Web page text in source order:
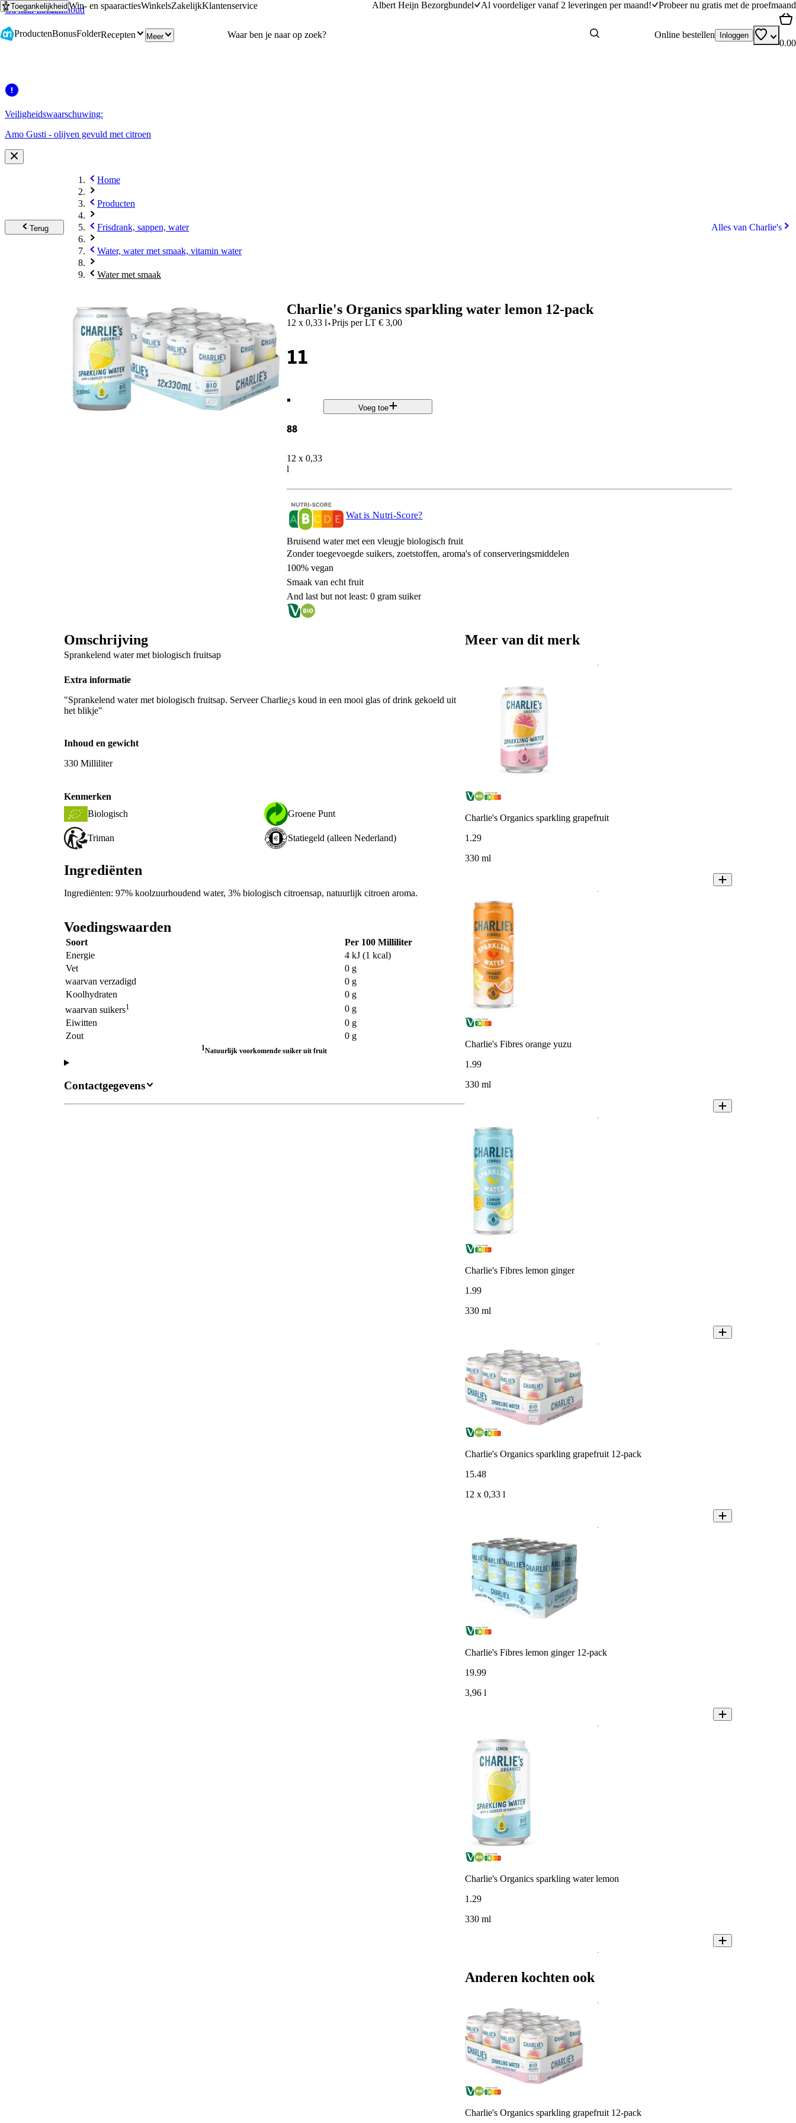
Ga naar hoofdinhoud
Ga naar zoeken
ToegankelijkheidWin- en spaaractiesWinkelsZakelijkKlantenservice Albert Heijn Bezorgbundel Al voordeliger vanaf 2 leveringen per maand! Probeer nu gratis met de proefmaand
ProductenBonusFolderRecepten Meer Online bestellen Inloggen
0.00
Veiligheidswaarschuwing:
Amo Gusti - olijven gevuld met citroen
Terug
Home
Producten
Frisdrank, sappen, water
Water, water met smaak, vitamin water
Water met smaak
Alles van Charlie's
Charlie's Organics sparkling water lemon 12-pack
12 x 0,33 l·Prijs per LT€ 3,00
11
.
88
12 x 0,33
l
Voeg toe
Wat is Nutri-Score?
Bruisend water met een vleugje biologisch fruit
Zonder toegevoegde suikers, zoetstoffen, aroma's of conserveringsmiddelen
100% vegan
Smaak van echt fruit
And last but not least: 0 gram suiker
Omschrijving
Sprankelend water met biologisch fruitsap
Extra informatie
"Sprankelend water met biologisch fruitsap. Serveer Charlie¿s koud in een mooi glas of drink gekoeld uit
het blikje"
Inhoud en gewicht
330 Milliliter
Kenmerken
Biologisch
Groene Punt
Triman Statiegeld (alleen Nederland)
Ingrediënten
Ingrediënten: 97% koolzuurhoudend water, 3% biologisch citroensap, natuurlijk citroen aroma.
Voedingswaarden
Soort
Per 100 Milliliter
Energie
4 kJ (1 kcal)
Vet
0 g
waarvan verzadigd
0 g
Koolhydraten
0 g
waarvan suikers1
0 g
Eiwitten
0 g
Zout
0 g
1Natuurlijk voorkomende suiker uit fruit
Contactgegevens
Meer van dit merk
Charlie's Organics sparkling grapefruit
1 .29
330 ml
Charlie's Fibres orange yuzu
1 .99
330 ml
Charlie's Fibres lemon ginger
1 .99
330 ml
Charlie's Organics sparkling grapefruit 12-pack
15.48
12 x 0,33 l
Charlie's Fibres lemon ginger 12-pack
19.99
3,96 l
Charlie's Organics sparkling water lemon
1 .29
330 ml
Anderen kochten ook
Charlie's Organics sparkling grapefruit 12-pack